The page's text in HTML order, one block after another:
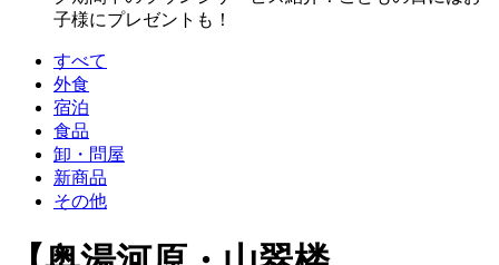
子様にプレゼントも！
すべて
外食
宿泊
食品
卸・問屋
新商品
その他